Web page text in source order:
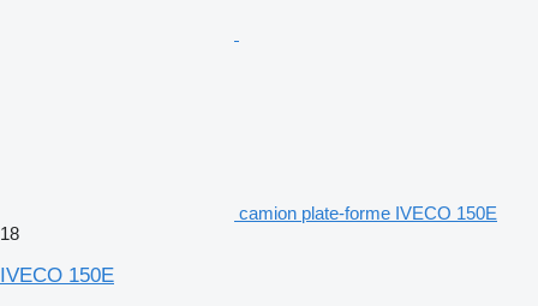
camion plate-forme IVECO 150E
18
IVECO 150E